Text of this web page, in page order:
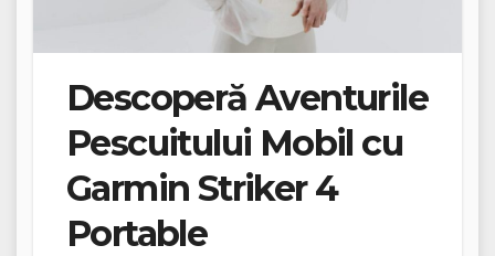
Descoperă Aventurile
Pescuitului Mobil cu
Garmin Striker 4
Portable